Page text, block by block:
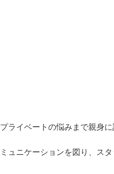
ライベートの悩みまで親身
ュニケーションを図り、ス